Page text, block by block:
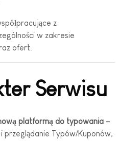
z
w zakresie
ofert.
Serwisu
platformą do typowania –
przeglądanie Typów/Kuponów,